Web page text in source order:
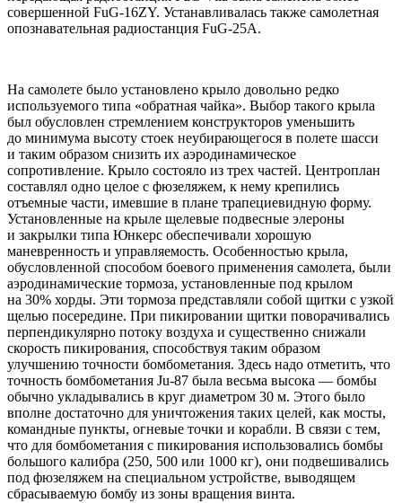
совершенной FuG-16ZY. Устанавливалась также самолетная
опознавательная радиостанция FuG-25A.
На самолете было установлено крыло довольно редко
используемого типа «обратная чайка». Выбор такого крыла
был обусловлен стремлением конструкторов уменьшить
до минимума высоту стоек неубирающегося в полете шасси
и таким образом снизить их аэродинамическое
сопротивление. Крыло состояло из трех частей. Центроплан
составлял одно целое с фюзеляжем, к нему крепились
отъемные части, имевшие в плане трапециевидную форму.
Установленные на крыле щелевые подвесные элероны
и закрылки типа Юнкерс обеспечивали хорошую
маневренность и управляемость. Особенностью крыла,
обусловленной способом боевого применения самолета, были
аэродинамические тормоза, установленные под крылом
на 30% хорды. Эти тормоза представляли собой щитки с узкой
щелью посередине. При пикировании щитки поворачивались
перпендикулярно потоку воздуха и существенно снижали
скорость пикирования, способствуя таким образом
улучшению точности бомбометания. Здесь надо отметить, что
точность бомбометания Ju-87 была весьма высока — бомбы
обычно укладывались в круг диаметром 30 м. Этого было
вполне достаточно для уничтожения таких целей, как мосты,
командные пункты, огневые точки и корабли. В связи с тем,
что для бомбометания с пикирования использовались бомбы
большого калибра (250, 500 или 1000 кг), они подвешивались
под фюзеляжем на специальном устройстве, выводящем
сбрасываемую бомбу из зоны вращения винта.